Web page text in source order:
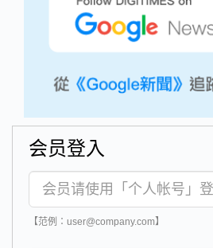
会员登入
【范例：user@company.com】